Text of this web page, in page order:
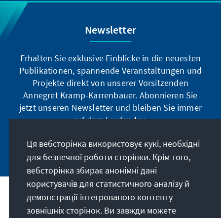
Newsletter
Erhalten Sie exklusive Einblicke in die neuesten
Publikationen, spannende Veranstaltungen und
Projekte direkt von unserer Vorsitzenden
Annegret Kramp-Karrenbauer. Abonnieren Sie
jetzt unseren Newsletter und bleiben Sie immer
auf dem Laufenden.
Jetzt abonnieren
Наше покликання
Ця вебсторінка використовує кукі, необхідні
для безпечної роботи сторінки. Крім того,
вебсторінка збирає анонімні дані
користувачів для статистичного аналізу й
демонстрації інтегрованого контенту
зовнішніх сторінок. Ви завжди можете